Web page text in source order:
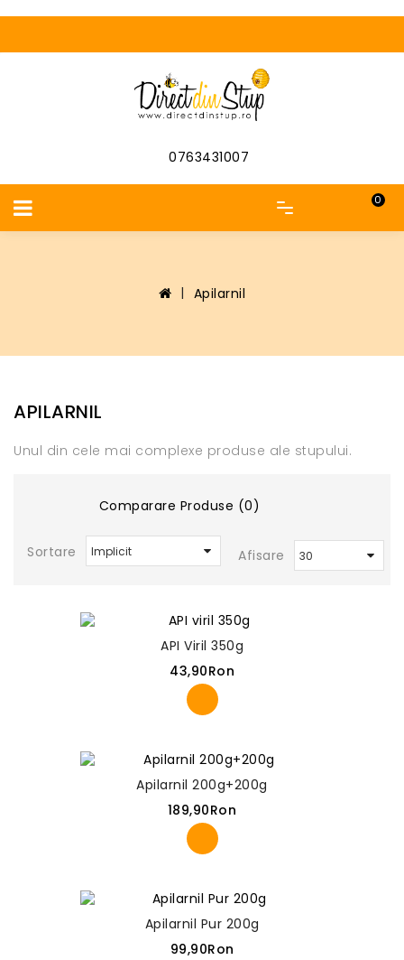
0763431007
0
Apilarnil
APILARNIL
Unul din cele mai complexe produse ale stupului.
Comparare Produse (0)
Sortare Afisare
API Viril 350g
43,90Ron
Apilarnil 200g+200g
189,90Ron
Apilarnil Pur 200g
99,90Ron